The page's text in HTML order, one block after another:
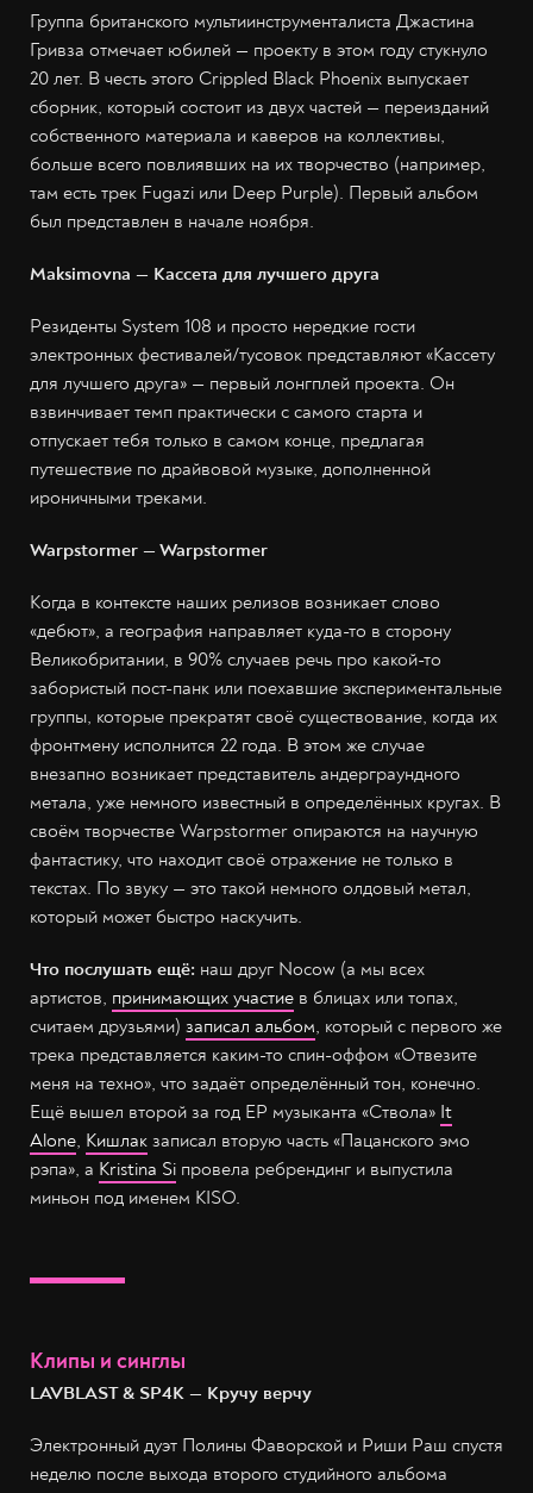
Группа британского мультиинструменталиста Джастина
Гривза отмечает юбилей — проекту в этом году стукнуло
20 лет. В честь этого Crippled Black Phoenix выпускает
сборник, который состоит из двух частей — переизданий
собственного материала и каверов на коллективы,
больше всего повлиявших на их творчество (например,
там есть трек Fugazi или Deep Purple). Первый альбом
был представлен в начале ноября.
Maksimovna — Кассета для лучшего друга
Резиденты System 108 и просто нередкие гости
электронных фестивалей/тусовок представляют «Кассету
для лучшего друга» — первый лонгплей проекта. Он
взвинчивает темп практически с самого старта и
отпускает тебя только в самом конце, предлагая
путешествие по драйвовой музыке, дополненной
ироничными треками.
Warpstormer — Warpstormer
Когда в контексте наших релизов возникает слово
«дебют», а география направляет куда-то в сторону
Великобритании, в 90% случаев речь про какой-то
забористый пост-панк или поехавшие экспериментальные
группы, которые прекратят своё существование, когда их
фронтмену исполнится 22 года. В этом же случае
внезапно возникает представитель андерграундного
метала, уже немного известный в определённых кругах. В
своём творчестве Warpstormer опираются на научную
фантастику, что находит своё отражение не только в
текстах. По звуку — это такой немного олдовый метал,
который может быстро наскучить.
Что послушать ещё: наш друг Nocow (а мы всех
артистов, принимающих участие в блицах или топах,
считаем друзьями) записал альбом, который с первого же
трека представляется каким-то спин-оффом «Отвезите
меня на техно», что задаёт определённый тон, конечно.
Ещё вышел второй за год EP музыканта «Ствола» It
Alone, Кишлак записал вторую часть «Пацанского эмо
рэпа», а Kristina Si провела ребрендинг и выпустила
миньон под именем KISO.
Клипы и синглы
LAVBLAST & SP4K — Кручу верчу
Электронный дуэт Полины Фаворской и Риши Раш спустя
неделю после выхода второго студийного альбома